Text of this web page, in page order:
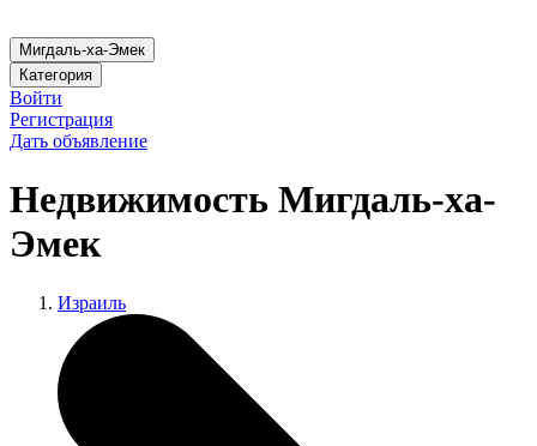
Мигдаль-ха-Эмек
Категория
Войти
Регистрация
Дать объявление
Недвижимость Мигдаль-ха-
Эмек
Израиль